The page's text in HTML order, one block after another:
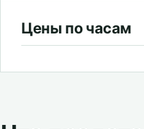
Цены по часам